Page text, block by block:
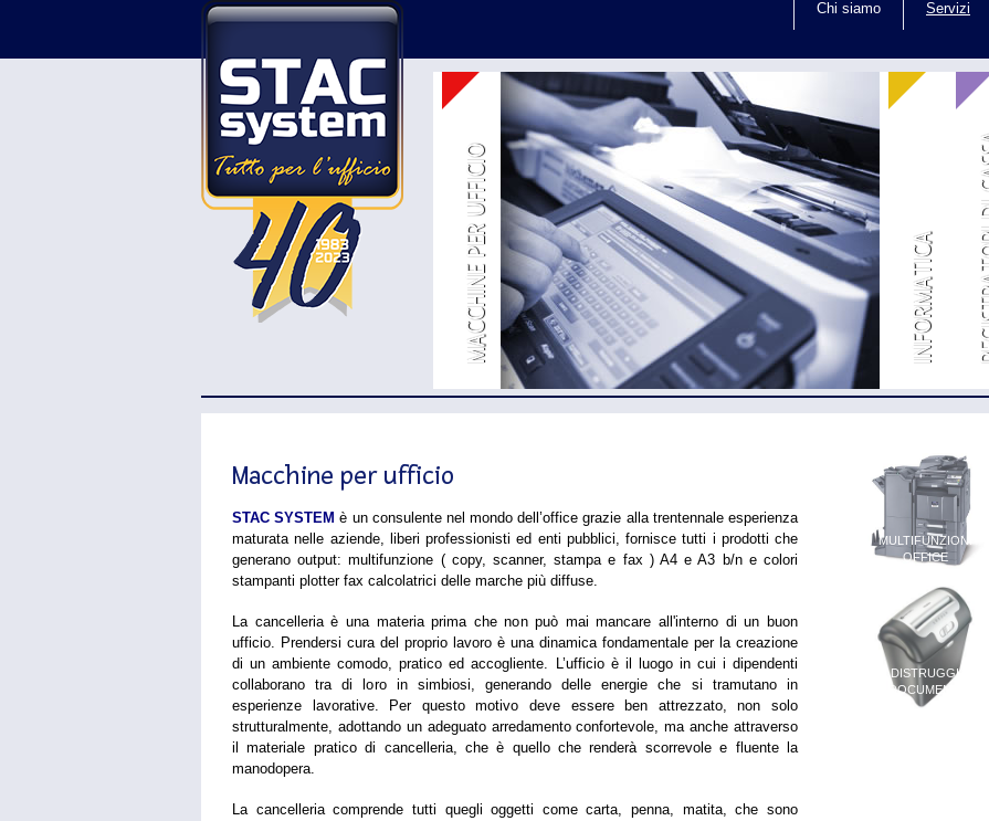
Chi siamo Servizi
MACCHINE PER UFFICIO INFORMATICA
Macchine per ufficio
STAC SYSTEM è un consulente nel mondo dell’office grazie alla trentennale esperienza
maturata nelle aziende, liberi professionisti ed enti pubblici, fornisce tutti i prodotti che
generano output:multifunzione ( copy, scanner, stampa e fax ) A4 e A3 b/n e colori
stampanti plotter fax calcolatrici delle marche più diffuse.
La cancelleria è una materia prima che non può mai mancare all'interno di un buon
ufficio. Prendersi cura del proprio lavoro è una dinamica fondamentale per la creazione
di un ambiente comodo, pratico ed accogliente.
L’ufficio è il luogo in cui i dipendenti
collaborano tra di loro in simbiosi, generando delle energie che si tramutano in
esperienze lavorative.
Per questo motivo deve essere ben attrezzato, non solo
strutturalmente, adottando un adeguato arredamento confortevole, ma anche attraverso
il materiale pratico di cancelleria, che è quello che renderà scorrevole e fluente la
manodopera.
La cancelleria comprende tutti quegli oggetti come carta, penna, matita, che sono
MULTIFUNZIONI
OFFICE
DISTRUGGI
DOCUMENTI